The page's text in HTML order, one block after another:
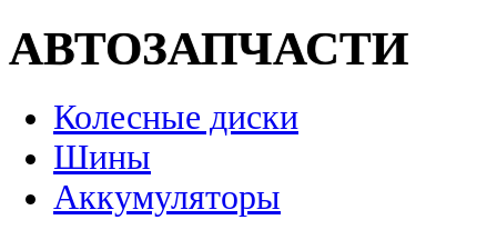
АВТОЗАПЧАСТИ
Колесные диски
Шины
Аккумуляторы